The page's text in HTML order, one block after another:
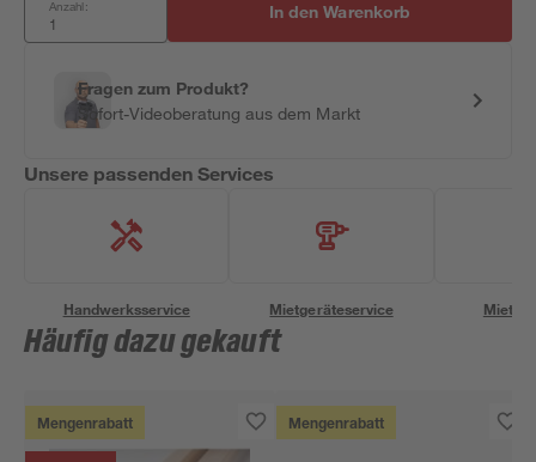
Anzahl: In den Warenkorb
Fragen zum Produkt?
Sofort-Videoberatung aus dem Markt
Unsere passenden Services
Handwerksservice Mietgeräteservice
Häufig dazu gekauft
Mengenrabatt Mengenrabatt